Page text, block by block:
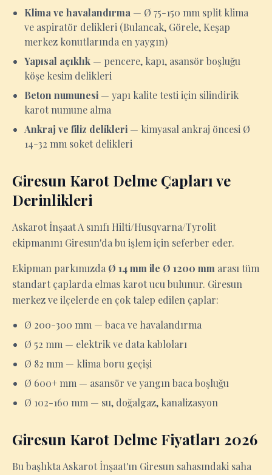
Klima ve havalandırma — Ø 75-150 mm split klima
ve aspiratör delikleri (Bulancak, Görele, Keşap
merkez konutlarında en yaygın)
Yapısal açıklık — pencere, kapı, asansör boşluğu
köşe kesim delikleri
Beton numunesi — yapı kalite testi için silindirik
karot numune alma
Ankraj ve filiz delikleri — kimyasal ankraj öncesi Ø
14-32 mm soket delikleri
Giresun Karot Delme Çapları ve
Derinlikleri
Askarot İnşaat A sınıfı Hilti/Husqvarna/Tyrolit
ekipmanını Giresun'da bu işlem için seferber eder.
Ekipman parkımızda Ø 14 mm ile Ø 1200 mm arası tüm
standart çaplarda elmas karot ucu bulunur. Giresun
merkez ve ilçelerde en çok talep edilen çaplar:
Ø 200-300 mm — baca ve havalandırma
Ø 52 mm — elektrik ve data kabloları
Ø 82 mm — klima boru geçişi
Ø 600+ mm — asansör ve yangın baca boşluğu
Ø 102-160 mm — su, doğalgaz, kanalizasyon
Giresun Karot Delme Fiyatları 2026
Bu başlıkta Askarot İnşaat'ın Giresun sahasındaki saha